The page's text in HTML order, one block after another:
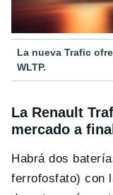
La nueva Trafic
WLTP.
La Renault
mercado a
Habrá dos
ferrofosfato) con